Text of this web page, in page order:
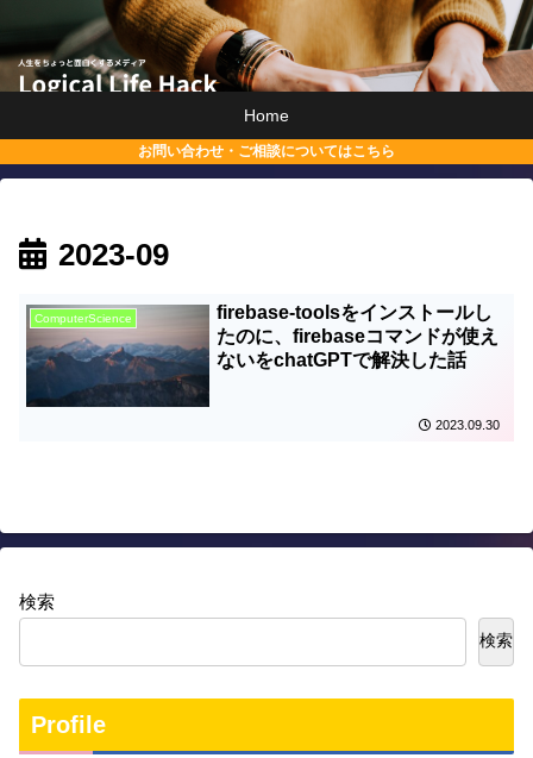
Home
お問い合わせ・ご相談についてはこちら
2023-09
ComputerScience
firebase-toolsをインストールし
たのに、firebaseコマンドが使え
ないをchatGPTで解決した話
2023.09.30
検索
検索
Profile